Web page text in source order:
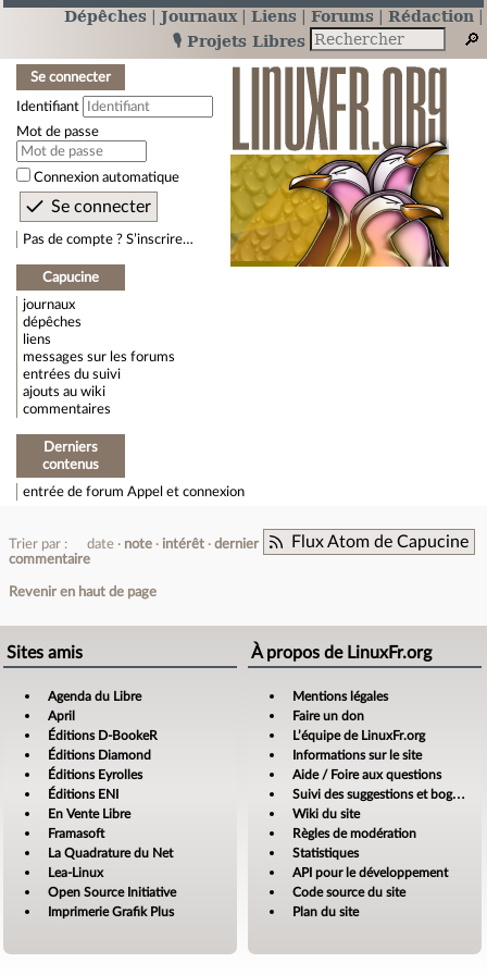
Dépêches Journaux Liens Forums
Rédaction
🎙️ Projets Libres
Se connecter
Identifiant
Mot de passe
Connexion automatique
Pas de compte ? S’inscrire…
Capucine
journaux
dépêches
liens
messages sur les forums
entrées du suivi
ajouts au wiki
commentaires
Derniers
contenus
entrée de forum Appel et connexion
Flux Atom de Capucine
Trier par : date note intérêt
dernier
commentaire
Revenir en haut de page
Sites amis
Agenda du Libre
April
Éditions D-BookeR
Éditions Diamond
Éditions Eyrolles
Éditions ENI
En Vente Libre
Framasoft
La Quadrature du Net
Lea-Linux
Open Source Initiative
Imprimerie Grafik Plus
À propos de LinuxFr.org
Mentions légales
Faire un don
L’équipe de LinuxFr.org
Informations sur le site
Aide / Foire aux questions
Suivi des suggestions et bogues
Wiki du site
Règles de modération
Statistiques
API pour le développement
Code source du site
Plan du site